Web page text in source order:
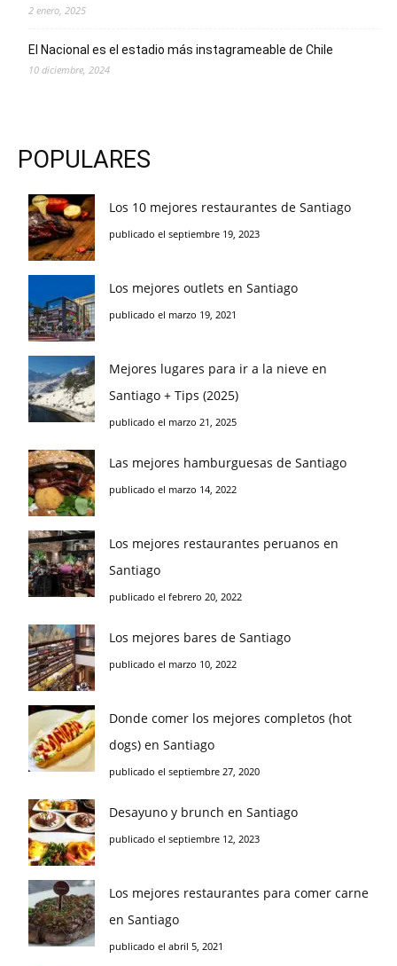
2 enero, 2025
El Nacional es el estadio más instagrameable de Chile
10 diciembre, 2024
POPULARES
Los 10 mejores restaurantes de Santiago
publicado el septiembre 19, 2023
Los mejores outlets en Santiago
publicado el marzo 19, 2021
Mejores lugares para ir a la nieve en
Santiago + Tips (2025)
publicado el marzo 21, 2025
Las mejores hamburguesas de Santiago
publicado el marzo 14, 2022
Los mejores restaurantes peruanos en
Santiago
publicado el febrero 20, 2022
Los mejores bares de Santiago
publicado el marzo 10, 2022
Donde comer los mejores completos (hot
dogs) en Santiago
publicado el septiembre 27, 2020
Desayuno y brunch en Santiago
publicado el septiembre 12, 2023
Los mejores restaurantes para comer carne
en Santiago
publicado el abril 5, 2021